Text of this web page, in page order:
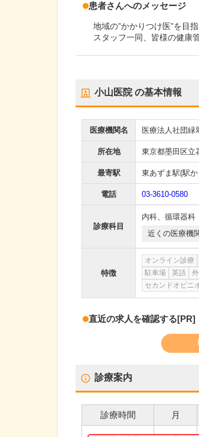
患者さんへのメッセージ
地域の”かかりつけ医”を目指
スタッフ一同、皆様の健康
小山医院の基本情報
医療機関名 医療法人社団緑
所在地 東京都墨田区立
最寄駅 東あずま駅(駅か
電話 03-3610-0580
診療科目
内科、 循環器科
近くの医療機
特徴
オンライン診療
駐車場
英語
セカンドオピニ
直近の求人を確認する[PR]
診療案内
診療時間 月